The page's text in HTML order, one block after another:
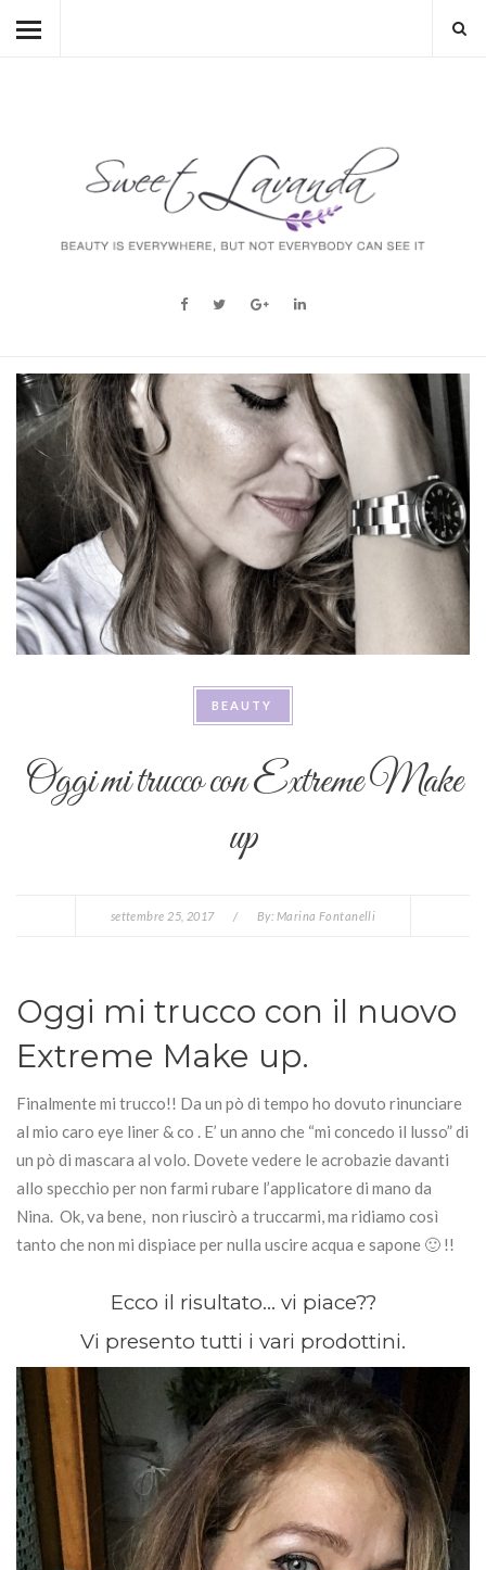
HOME
BEAUTY
Oggi mi trucco con Extreme Make
up
settembre 25, 2017 / By: Marina Fontanelli
Oggi mi trucco con il nuovo
Extreme Make up.
Finalmente mi trucco!! Da un pò di tempo ho dovuto rinunciare
al mio caro eye liner & co . E’ un anno che “mi concedo il lusso” di
un pò di mascara al volo. Dovete vedere le acrobazie davanti
allo specchio per non farmi rubare l’applicatore di mano da
Nina. Ok, va bene, non riuscirò a truccarmi, ma ridiamo così
tanto che non mi dispiace per nulla uscire acqua e sapone 🙂 !!
Ecco il risultato… vi piace??
Vi presento tutti i vari prodottini.